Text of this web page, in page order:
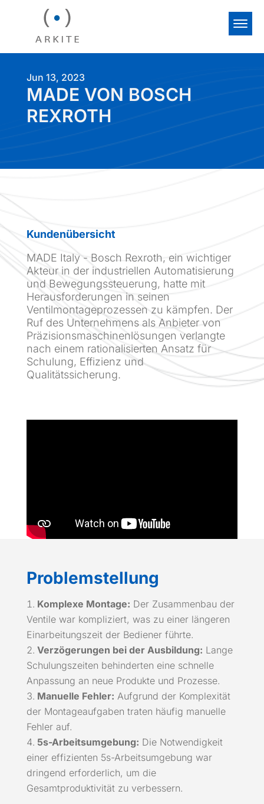
MADE VON BOSCH
REXROTH
Jun 13, 2023
Kundenübersicht
MADE Italy - Bosch Rexroth, ein wichtiger
Akteur in der industriellen Automatisierung
und Bewegungssteuerung, hatte mit
Herausforderungen in seinen
Ventilmontageprozessen zu kämpfen. Der
Ruf des Unternehmens als Anbieter von
Präzisionsmaschinenlösungen verlangte
nach einem rationalisierten Ansatz für
Schulung, Effizienz und
Qualitätssicherung.
Problemstellung
Komplexe Montage: Der Zusammenbau der
Ventile war kompliziert, was zu einer längeren
Einarbeitungszeit der Bediener führte.
Verzögerungen bei der Ausbildung: Lange
Schulungszeiten behinderten eine schnelle
Anpassung an neue Produkte und Prozesse.
Manuelle Fehler: Aufgrund der Komplexität
der Montageaufgaben traten häufig manuelle
Fehler auf.
5s-Arbeitsumgebung: Die Notwendigkeit
einer effizienten 5s-Arbeitsumgebung war
dringend erforderlich, um die
Gesamtproduktivität zu verbessern.